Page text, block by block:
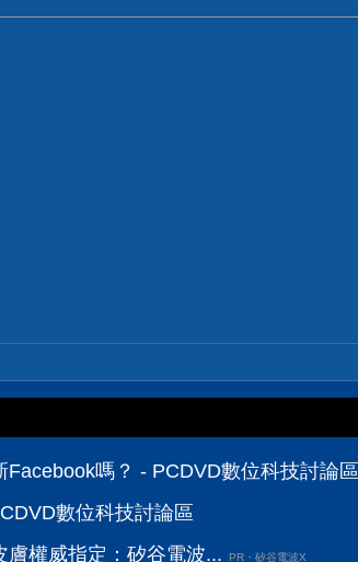
討論區
Facebook嗎？ - PCDVD數位科技討論區
數位科技討論區
膚權威指定：矽谷電波...
PR・矽谷電波X